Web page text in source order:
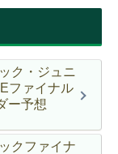
ク・ジュニ
ファイナル
ー予想
クファイナ